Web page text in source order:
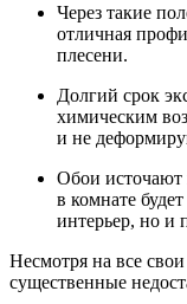
Через такие
отличная
плесени.
Долгий срок
химическим
и не
Обои источают
в комнате
интерьер, но и
Несмотря на все
существенные